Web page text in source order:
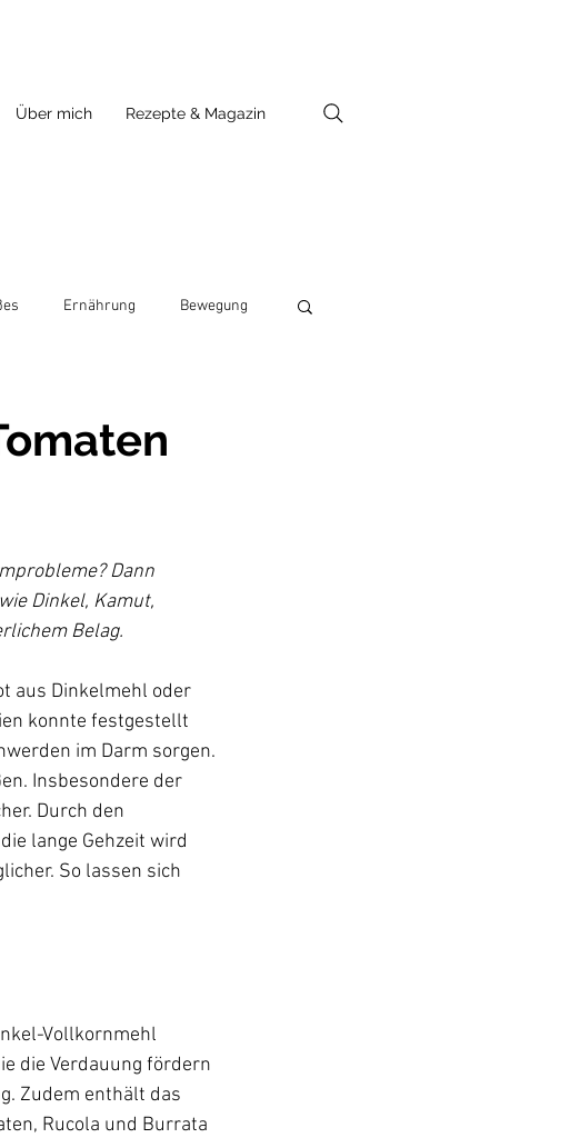
Über mich Rezepte & Magazin
Ernährung Bewegung
Dann
Dinkel, Kamut,
Belag.
aus Dinkelmehl oder
konnte festgestellt
im Darm sorgen.
Insbesondere der
Durch den
lange Gehzeit wird
So lassen sich
Vollkornmehl
die Verdauung fördern
Zudem enthält das
Rucola und Burrata